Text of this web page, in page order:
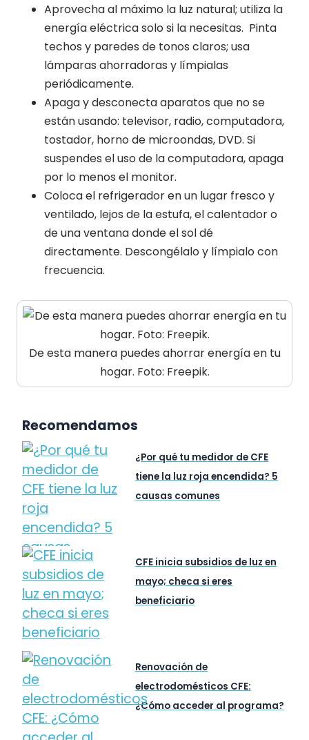
Aprovecha al máximo la luz natural; utiliza la
energía eléctrica solo si la necesitas. Pinta
techos y paredes de tonos claros; usa
lámparas ahorradoras y límpialas
periódicamente.
Apaga y desconecta aparatos que no se
están usando: televisor, radio, computadora,
tostador, horno de microondas, DVD. Si
suspendes el uso de la computadora, apaga
por lo menos el monitor.
Coloca el refrigerador en un lugar fresco y
ventilado, lejos de la estufa, el calentador o
de una ventana donde el sol dé
directamente. Descongélalo y límpialo con
frecuencia.
De esta manera puedes ahorrar energía en tu
hogar. Foto: Freepik.
Recomendamos
¿Por qué tu medidor de CFE
tiene la luz roja encendida? 5
causas comunes
CFE inicia subsidios de luz en
mayo; checa si eres
beneficiario
Renovación de
electrodomésticos CFE:
¿Cómo acceder al programa?